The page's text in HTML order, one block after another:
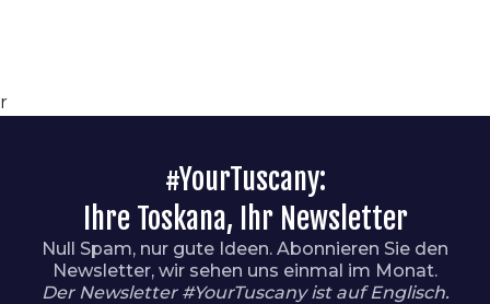
r
#YourTuscany:
Ihre Toskana, Ihr Newsletter
Null Spam, nur gute Ideen. Abonnieren Sie den
Newsletter, wir sehen uns einmal im Monat.
Der Newsletter #YourTuscany ist auf Englisch.